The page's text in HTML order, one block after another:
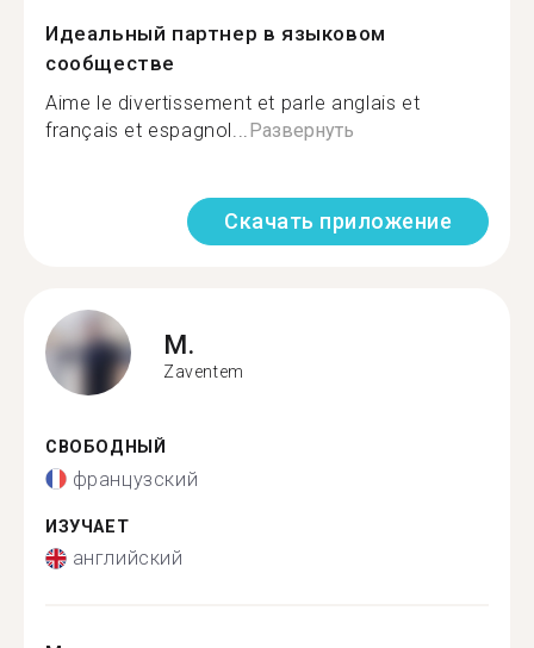
Идеальный партнер в языковом
сообществе
Aime le divertissement et parle anglais et
français et espagnol...Развернуть
Скачать приложение
M.
Zaventem
СВОБОДНЫЙ
французский
ИЗУЧАЕТ
английский